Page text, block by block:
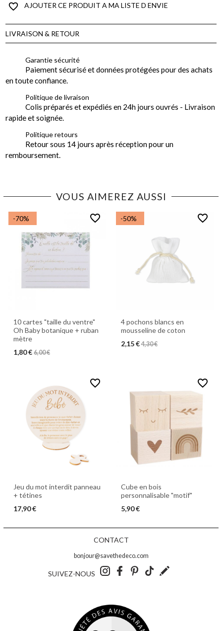
favorite_border AJOUTER CE PRODUIT A MA LISTE D ENVIE
LIVRAISON & RETOUR
Garantie sécurité
Paiement sécurisé et données protégées pour des achats
en toute confiance.
Politique de livraison
Colis préparés et expédiés en 24h jours ouvrés - Livraison
rapide et soignée.
Politique retours
Retour sous 14 jours après réception pour un
remboursement.
VOUS AIMEREZ AUSSI
-70% favorite_border
10 cartes "taille du ventre"
Oh Baby botanique + ruban
mètre
1,80 € 6,00 €
-50% favorite_border
4 pochons blancs en
mousseline de coton
2,15 € 4,30 €
favorite_border
Jeu du mot interdit panneau
+ tétines
17,90 €
favorite_border
Cube en bois
personnalisable "motif"
5,90 €
CONTACT
bonjour@savethedeco.com
SUIVEZ-NOUS